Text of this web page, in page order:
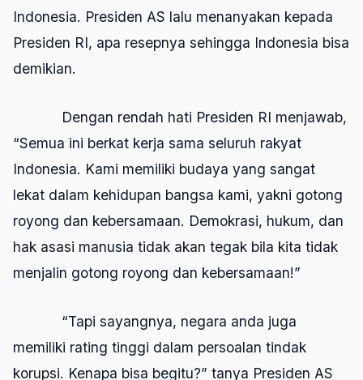
Indonesia. Presiden AS lalu menanyakan kepada
Presiden RI, apa resepnya sehingga Indonesia bisa
demikian.
Dengan rendah hati Presiden RI menjawab,
“Semua ini berkat kerja sama seluruh rakyat
Indonesia. Kami memiliki budaya yang sangat
lekat dalam kehidupan bangsa kami, yakni gotong
royong dan kebersamaan. Demokrasi, hukum, dan
hak asasi manusia tidak akan tegak bila kita tidak
menjalin gotong royong dan kebersamaan!”
“Tapi sayangnya, negara anda juga
memiliki rating tinggi dalam persoalan tindak
korupsi. Kenapa bisa begitu?” tanya Presiden AS